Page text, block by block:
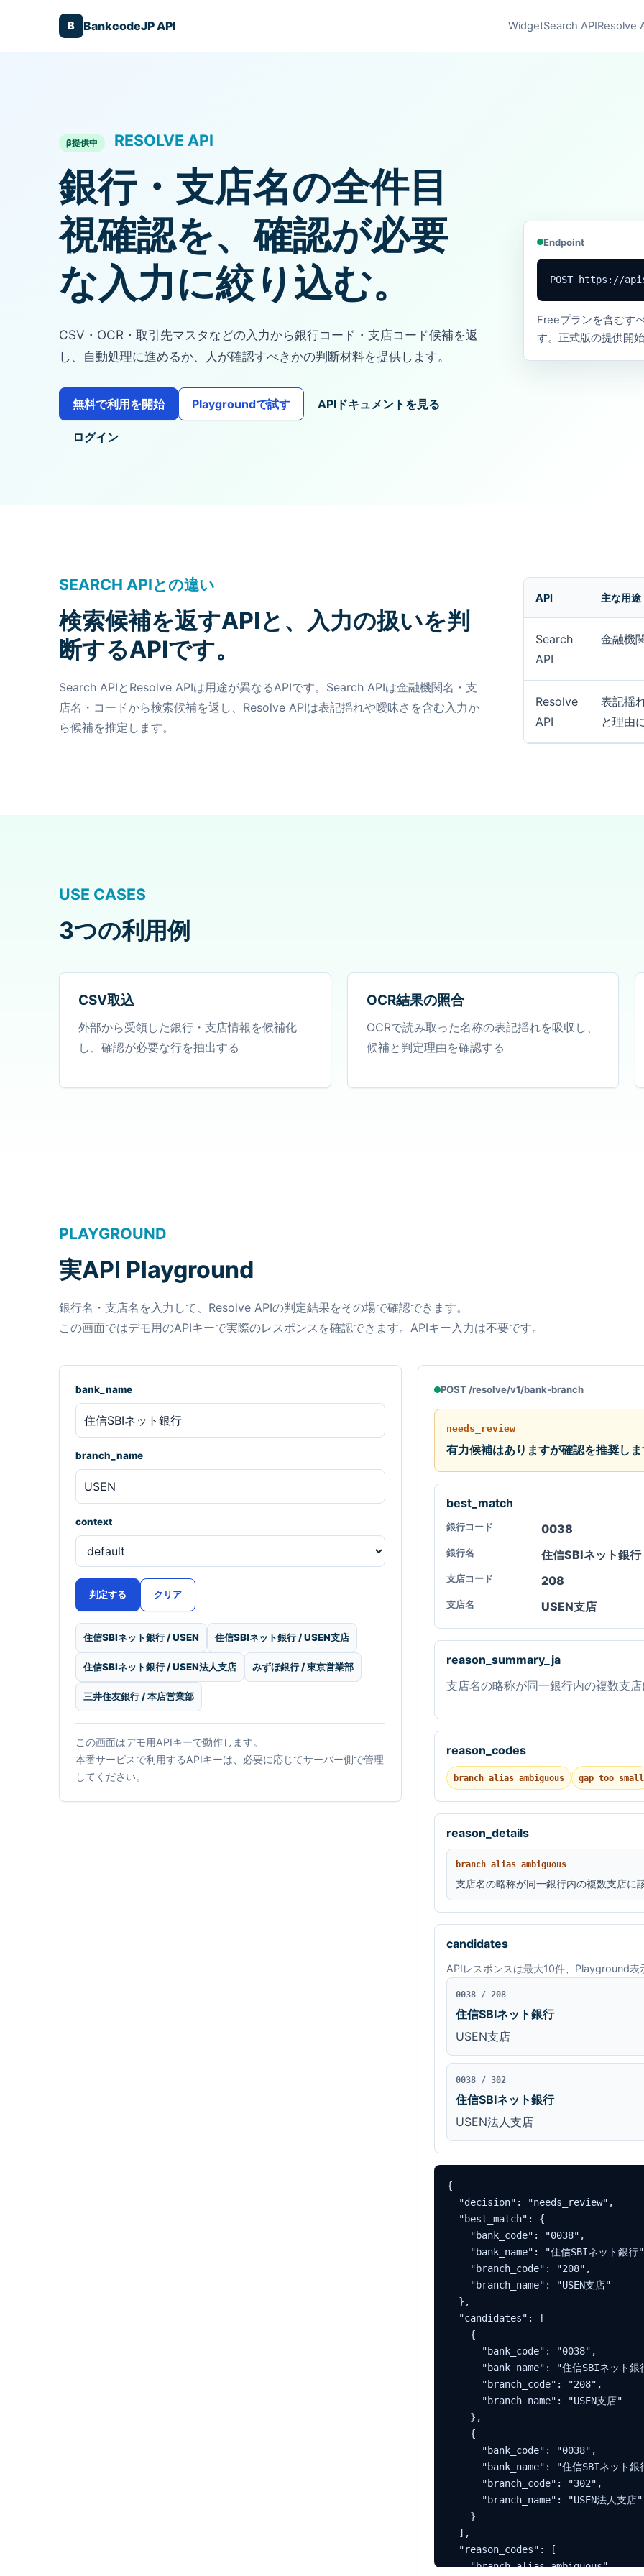
B BankcodeJP API WidgetSearch APIResolve
β提供中 RESOLVE API
銀行・支店名の全件目
視確認を、確認が必要
な入力に絞り込む。
CSV・OCR・取引先マスタなどの入力から銀行コード・支店コード候補を返
し、自動処理に進めるか、人が確認すべきかの判断材料を提供します。
無料で利用を開始 Playgroundで試す APIドキュメントを見る
ログイン
Endpoint
POST https://
Freeプランを含むす
す。正式版の提供開
SEARCH APIとの違い
検索候補を返すAPIと、入力の扱いを判
断するAPIです。
Search APIとResolve APIは用途が異なるAPIです。Search APIは金融機関名・支
店名・コードから検索候補を返し、Resolve APIは表記揺れや曖昧さを含む入力か
ら候補を推定します。
API 主な用途
Search
API
金融機
Resolve
API
表記揺
と理由
USE CASES
3つの利用例
CSV取込
外部から受領した銀行・支店情報を候補化
し、確認が必要な行を抽出する
OCR結果の照合
OCRで読み取った名称の表記揺れを吸収し、
候補と判定理由を確認する
PLAYGROUND
実API Playground
銀行名・支店名を入力して、Resolve APIの判定結果をその場で確認できます。
この画面ではデモ用のAPIキーで実際のレスポンスを確認できます。APIキー入力は不要です。
bank_name
branch_name
context
判定する クリア
住信SBIネット銀行 / USEN 住信SBIネット銀行 / USEN支店
住信SBIネット銀行 / USEN法人支店 みずほ銀行 / 東京営業部
三井住友銀行 / 本店営業部
この画面はデモ用APIキーで動作します。
本番サービスで利用するAPIキーは、必要に応じてサーバー側で管理
してください。
POST /resolve/v1/bank-branch
needs_review
有力候補はありますが確認を推奨し
best_match
銀行コード 0038
銀行名 住信SBIネット銀行
支店コード 208
支店名 USEN支店
reason_summary_ja
支店名の略称が同一銀行内の複数支
reason_codes
branch_alias_ambiguous gap_too_small
reason_details
branch_alias_ambiguous
支店名の略称が同一銀行内の複数支店に
candidates
APIレスポンスは最大10件、Playground表
0038 / 208
住信SBIネット銀行
USEN支店
0038 / 302
住信SBIネット銀行
USEN法人支店
{
  "decision": "needs_review",
  "best_match": {
    "bank_code": "0038",
"bank_name": "住信SBIネット銀行
    "branch_code": "208",
    "branch_name": "USEN支店"
  },
  "candidates": [
    {
      "bank_code": "0038",
"bank_name": "住信SBIネット銀
      "branch_code": "208",
      "branch_name": "USEN支店"
    },
    {
      "bank_code": "0038",
"bank_name": "住信SBIネット銀
      "branch_code": "302",
      "branch_name": "USEN法人支店"
    }
  ],
  "reason_codes": [
    "branch_alias_ambiguous",